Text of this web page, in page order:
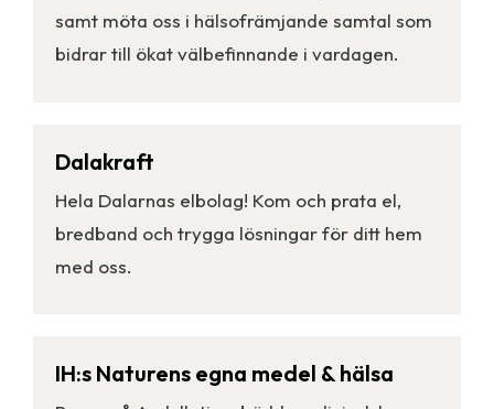
samt möta oss i hälsofrämjande samtal som
bidrar till ökat välbefinnande i vardagen.
Dalakraft
Hela Dalarnas elbolag! Kom och prata el,
bredband och trygga lösningar för ditt hem
med oss.
IH:s Naturens egna medel & hälsa